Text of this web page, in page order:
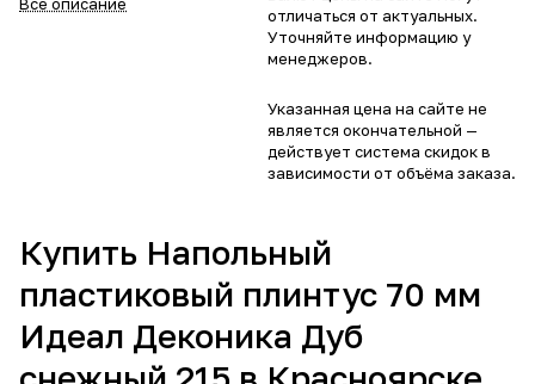
отличаться от актуальных.
Уточняйте информацию у
менеджеров.
Указанная цена на сайте не
является окончательной —
действует система скидок в
зависимости от объёма заказа.
Купить Напольный
пластиковый плинтус 70 мм
Идеал Деконика Дуб